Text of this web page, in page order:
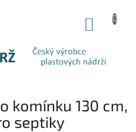
komínku 130 cm,
septiky